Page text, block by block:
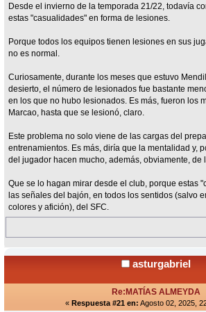
Desde el invierno de la temporada 21/22, todavía
estas "casualidades" en forma de lesiones.
Porque todos los equipos tienen lesiones en sus
no es normal.
Curiosamente, durante los meses que estuvo
desierto, el número de lesionados fue bastante
en los que no hubo lesionados. Es más, fueron los
Marcao, hasta que se lesionó, claro.
Este problema no solo viene de las cargas del
entrenamientos. Es más, diría que la mentalidad y,
del jugador hacen mucho, además, obviamente, de
Que se lo hagan mirar desde el club, porque estas
las señales del bajón, en todos los sentidos (salvo
colores y afición), del SFC.
asturgabriel
Re:MATÍAS ALMEYDA
« Respuesta #21 en: Agosto 02, 2025,